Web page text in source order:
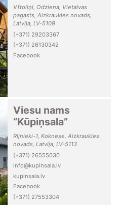
Vītoliņi, Odziena, Vietalvas
pagasts, Aizkraukles novads,
Latvija, LV-5109
(+371) 29203367
(+371) 26130342
Facebook
Viesu nams
“Kūpiņsala”
Rijnieki-1, Koknese, Aizkraukles
novads, Latvija, LV-5113
(+371) 26555030
info@kupinsala.lv
kupinsala.lv
Facebook
(+371) 27553304